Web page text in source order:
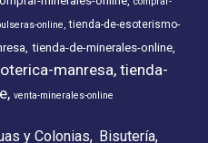
online tienda-de-esoterismo-
tienda-de-minerales-online
manresa tienda-
venta-minerales-online
y Colonias
Bisutería